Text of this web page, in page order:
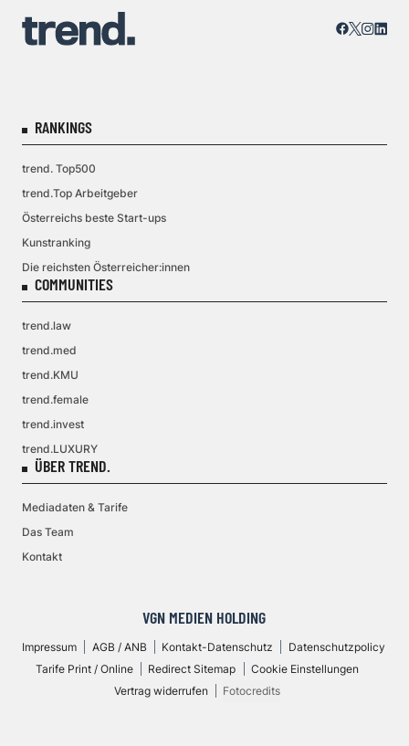
RANKINGS
trend. Top500
trend.Top Arbeitgeber
Österreichs beste Start-ups
Kunstranking
Die reichsten Österreicher:innen
COMMUNITIES
trend.law
trend.med
trend.KMU
trend.female
trend.invest
trend.LUXURY
ÜBER TREND.
Mediadaten & Tarife
Das Team
Kontakt
VGN MEDIEN HOLDING
Impressum AGB / ANB Kontakt-Datenschutz
Datenschutzpolicy
Tarife Print / Online
Redirect Sitemap
Cookie Einstellungen
Vertrag widerrufen
Fotocredits